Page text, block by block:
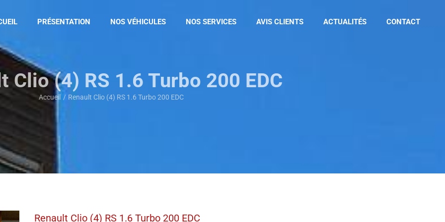
PRÉSENTATION NOS VÉHICULES NOS SERVICES AVIS CLIENTS ACTUALITÉS CONTACT
Clio (4) RS 1.6 Turbo 200 EDC
Accueil Renault Clio (4) RS 1.6 Turbo 200 EDC
Renault Clio (4) RS 1.6 Turbo 200 EDC